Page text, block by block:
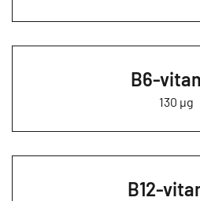
B6-
130 µg
B12-